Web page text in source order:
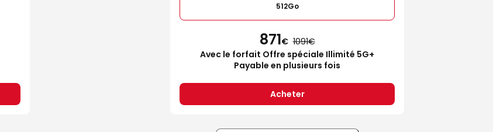
512Go
871€ 1091
Avec le forfait Offre spéciale Illimité 5G+
Payable en plusieurs fois
Acheter